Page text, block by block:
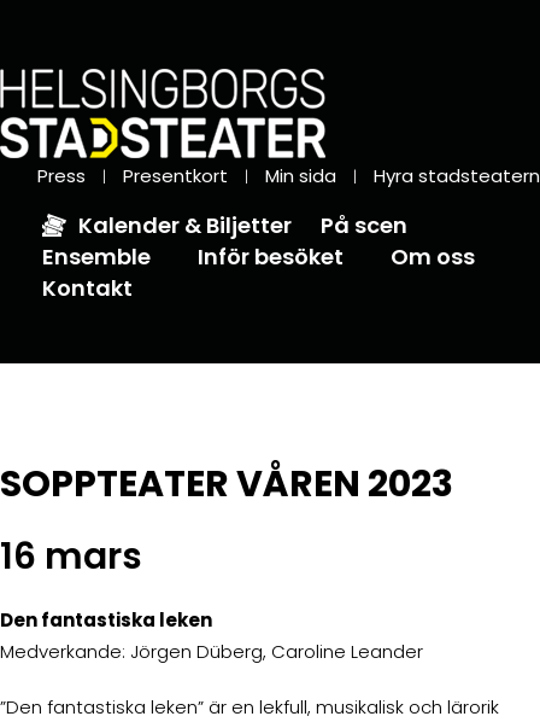
Press Presentkort Min sida Hyra stadsteatern
Kalender & Biljetter
På scen
Ensemble
Inför besöket
Om oss
Kontakt
SOPPTEATER VÅREN 2023
16 mars
Den fantastiska leken
Medverkande: Jörgen Düberg, Caroline Leander
”Den fantastiska leken” är en lekfull, musikalisk och lärorik